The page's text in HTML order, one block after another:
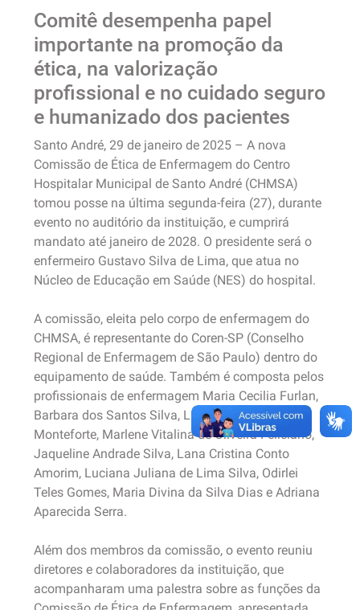
Comitê desempenha papel
importante na promoção da
ética, na valorização
profissional e no cuidado seguro
e humanizado dos pacientes
Santo André, 29 de janeiro de 2025 – A nova
Comissão de Ética de Enfermagem do Centro
Hospitalar Municipal de Santo André (CHMSA)
tomou posse na última segunda-feira (27), durante
evento no auditório da instituição, e cumprirá
mandato até janeiro de 2028. O presidente será o
enfermeiro Gustavo Silva de Lima, que atua no
Núcleo de Educação em Saúde (NES) do hospital.
A comissão, eleita pelo corpo de enfermagem do
CHMSA, é representante do Coren-SP (Conselho
Regional de Enfermagem de São Paulo) dentro do
equipamento de saúde. Também é composta pelos
profissionais de enfermagem Maria Cecilia Furlan,
Barbara dos Santos Silva, Luana Lacerda
Monteforte, Marlene Vitalina de Oliveira Feliciano,
Jaqueline Andrade Silva, Lana Cristina Conto
Amorim, Luciana Juliana de Lima Silva, Odirlei
Teles Gomes, Maria Divina da Silva Dias e Adriana
Aparecida Serra.
Além dos membros da comissão, o evento reuniu
diretores e colaboradores da instituição, que
acompanharam uma palestra sobre as funções da